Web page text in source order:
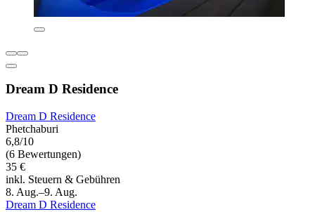
Dream D Residence
Dream D Residence
Phetchaburi
6,8/10
(6 Bewertungen)
35 €
inkl. Steuern & Gebühren
8. Aug.–9. Aug.
Dream D Residence